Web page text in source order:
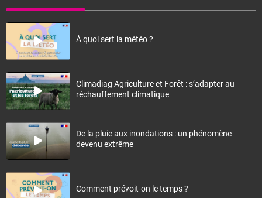
À quoi sert la météo ?
Climadiag Agriculture et Forêt : s’adapter au
réchauffement climatique
De la pluie aux inondations : un phénomène
devenu extrême
Comment prévoit-on le temps ?